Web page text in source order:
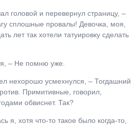
головой и перевернул страницу, –
сплошные провалы! Девочка, моя,
лет так хотели татуировку сделать
– Не помню уже.
нехорошо усмехнулся, – Тогдашний
Примитивные, говорил,
обвиснет. Так?
я, хотя что-то такое было когда-то,